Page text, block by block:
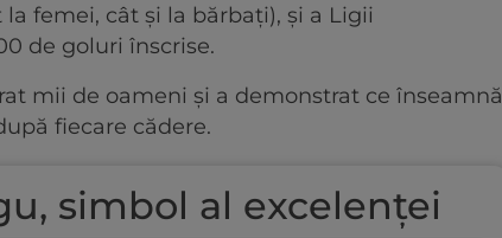
femei, cât și la bărbați), și a Ligii
de goluri înscrise.
mii de oameni și a demonstrat ce înseamnă
fiecare cădere.
simbol al excelenței